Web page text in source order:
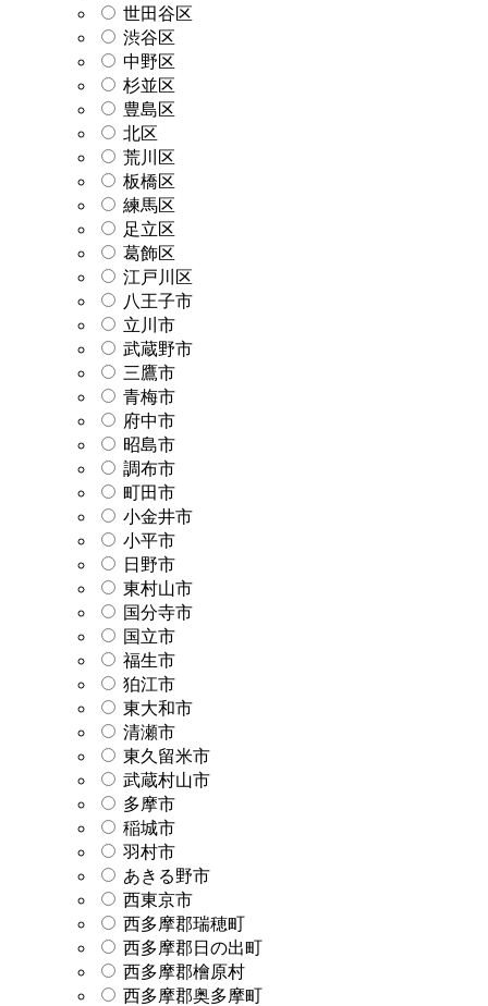
世田谷区
渋谷区
中野区
杉並区
豊島区
北区
荒川区
板橋区
練馬区
足立区
葛飾区
江戸川区
八王子市
立川市
武蔵野市
三鷹市
青梅市
府中市
昭島市
調布市
町田市
小金井市
小平市
日野市
東村山市
国分寺市
国立市
福生市
狛江市
東大和市
清瀬市
東久留米市
武蔵村山市
多摩市
稲城市
羽村市
あきる野市
西東京市
西多摩郡瑞穂町
西多摩郡日の出町
西多摩郡檜原村
西多摩郡奥多摩町